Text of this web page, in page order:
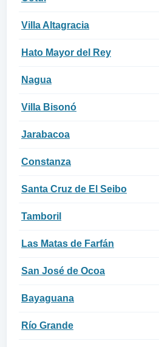
Villa Altagracia
Hato Mayor del Rey
Nagua
Villa Bisonó
Jarabacoa
Constanza
Santa Cruz de El Seibo
Tamboril
Las Matas de Farfán
San José de Ocoa
Bayaguana
Río Grande